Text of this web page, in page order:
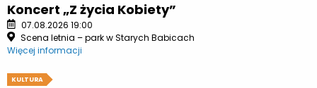
Koncert „Z życia Kobiety”
07.08.2026 19:00
Scena letnia – park w Starych Babicach
Więcej informacji
KULTURA